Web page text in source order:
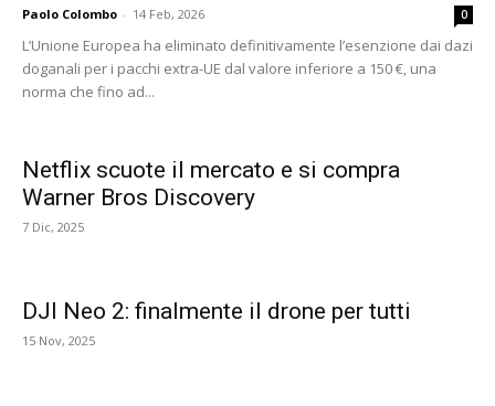
Paolo Colombo - 14 Feb, 2026 0
L’Unione Europea ha eliminato definitivamente l’esenzione dai dazi
doganali per i pacchi extra-UE dal valore inferiore a 150 €, una
norma che fino ad...
Netflix scuote il mercato e si compra
Warner Bros Discovery
7 Dic, 2025
DJI Neo 2: finalmente il drone per tutti
15 Nov, 2025